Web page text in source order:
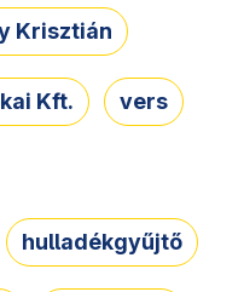
Krisztián
Kft. vers
hulladékgyűjtő